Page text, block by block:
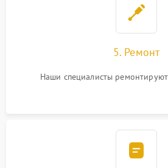
5. Ремонт
Наши специалисты